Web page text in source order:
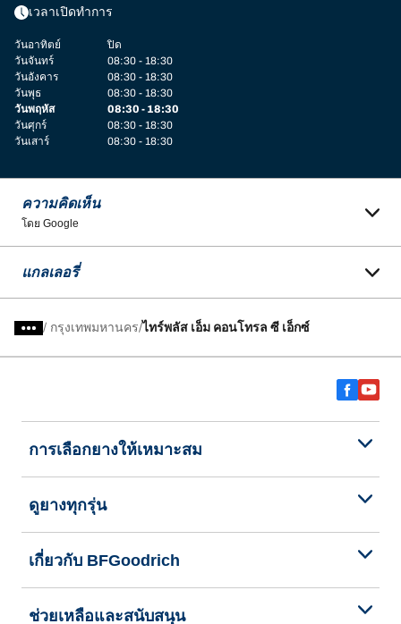
เวลาเปิดทำการ
วันอาทิตย์
ปิด
วันจันทร์
08:30 - 18:30
วันอังคาร
08:30 - 18:30
วันพุธ
08:30 - 18:30
วันพฤหัส
08:30 - 18:30
วันศุกร์
08:30 - 18:30
วันเสาร์
08:30 - 18:30
ความคิดเห็น
โดย Google
แกลเลอรี่
/ กรุงเทพมหานคร ไทร์พลัส เอ็ม คอนโทรล ซี เอ็กซ์
การเลือกยางให้เหมาะสม
ดูยางทุกรุ่น
เกี่ยวกับ BFGoodrich
ช่วยเหลือและสนับสนุน